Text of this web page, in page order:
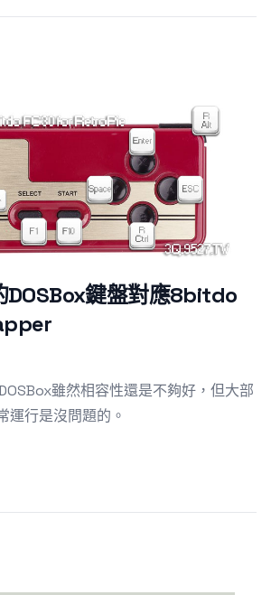
DOSBox鍵盤對應8bitdo
雖然相容性還是不夠好，但大部
運行是沒問題的。